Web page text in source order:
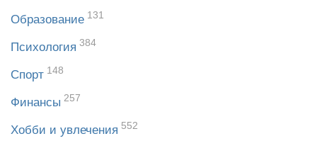
Образование 131
Психология 384
Спорт 148
Финансы 257
Хобби и увлечения 552